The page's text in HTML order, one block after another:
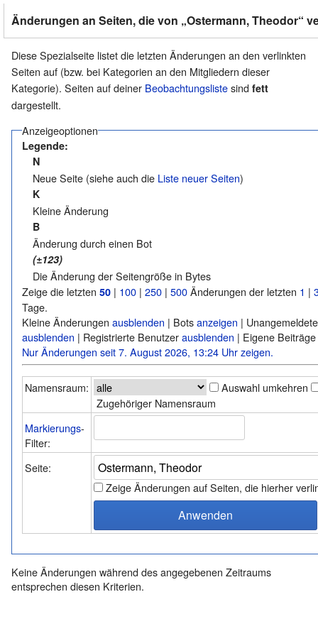
Änderungen an Seiten, die von „Ostermann, Theodor“
Diese Spezialseite listet die letzten Änderungen an den verlinkten
Seiten auf (bzw. bei Kategorien an den Mitgliedern dieser
Kategorie). Seiten auf deiner Beobachtungslistesind fett
dargestellt.
Anzeigeoptionen
Legende:
N
Neue Seite (siehe auch die Liste neuer Seiten)
K
Kleine Änderung
B
Änderung durch einen Bot
(±123)
Die Änderung der Seitengröße in Bytes
Zeige die letzten50 | 100 |250 |500Änderungen der letzten 1 |
Tage.
Kleine Änderungenausblenden | Botsanzeigen |
ausblenden | Registrierte Benutzerausblenden | Eigene
Nur Änderungen seit 7. August 2026, 13:24 Uhr zeigen.
Namensraum:
Auswahl umkehren
Zugehöriger Namensraum
Markierungs-
Filter:
Seite:
Zeige Änderungen auf Seiten, die hierher
Keine Änderungen während des angegebenen Zeitraums
entsprechen diesen Kriterien.